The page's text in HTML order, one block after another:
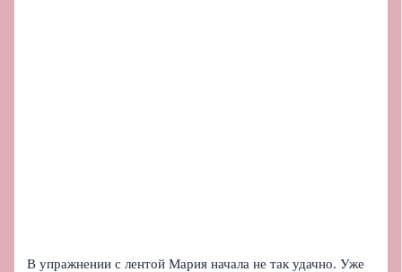
В упражнении с лентой Мария начала не так удачно. Уже